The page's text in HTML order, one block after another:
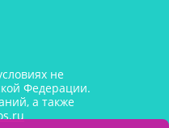
не
Федерации.
а также